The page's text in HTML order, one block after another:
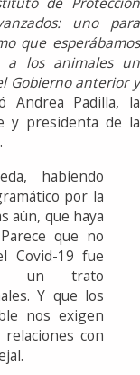
uno para
que esperábamos
los animales un
Gobierno anterior y
Andrea Padilla, la
y presidenta de la
habiendo
por la
aún, que haya
que no
Covid-19 fue
un trato
Y que los
nos exigen
con